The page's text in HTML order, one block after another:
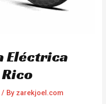
Eléctrica
/ By zarekjoel.com